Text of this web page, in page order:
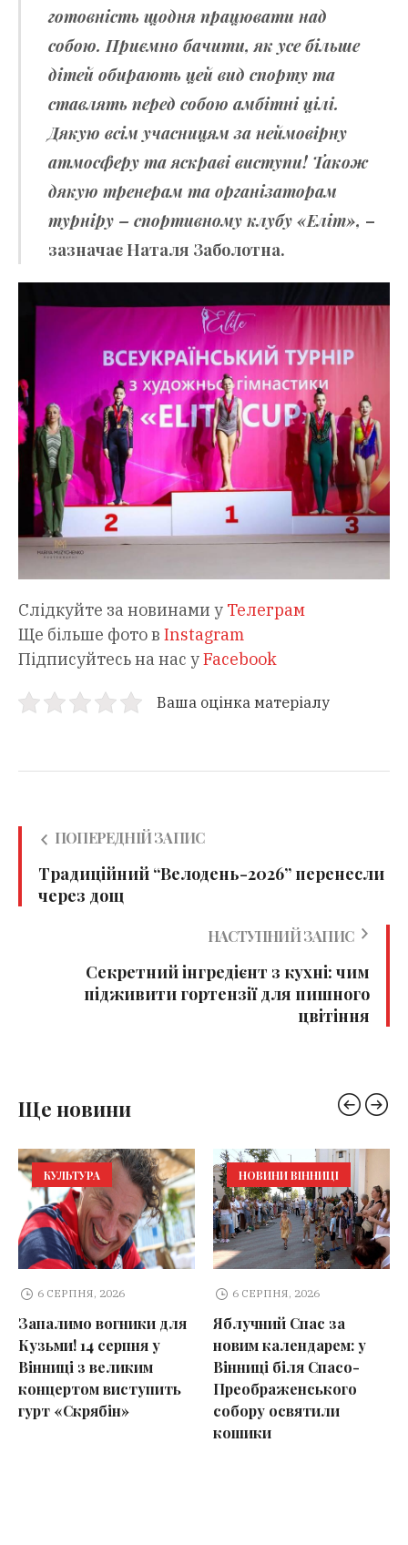
готовність щодня працювати над
собою.Приємно бачити, як усе більше
дітей обирають цей вид спорту та
ставлять перед собою амбітні цілі.
Дякую всім учасницям за неймовірну
атмосферу та яскраві виступи! Також
дякую тренерам та організаторам
турніру – спортивному клубу «Еліт», –
зазначає Наталя Заболотна.
Слідкуйте за новинами у Телеграм
Ще більше фото в Instagram
Підписуйтесь на нас уFacebook
Ваша оцінка матеріалу
ПОПЕРЕДНІЙ ЗАПИС
Традиційний “Велодень-2026” перенесли
через дощ
НАСТУПНИЙ ЗАПИС
Секретний інгредієнт з кухні: чим
підживити гортензії для пишного
цвітіння
Ще новини
КУЛЬТУРА
6 СЕРПНЯ, 2026
Запалимо вогники для
Кузьми! 14 серпня у
Вінниці з великим
концертом виступить
гурт «Скрябін»
НОВИНИ ВІННИЦІ
6 СЕРПНЯ, 2026
Яблучний Спас за
новим календарем: у
Вінниці біля Спасо-
Преображенського
собору освятили
кошики